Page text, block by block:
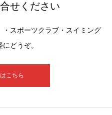
せください
スポーツクラブ・スイミング
どうぞ。
こちら